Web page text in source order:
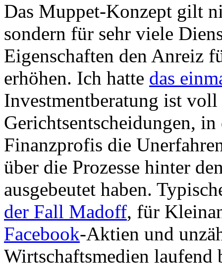
Das Muppet-Konzept gilt
sondern für sehr viele
Eigenschaften den Anreiz
erhöhen. Ich hatte das
Investmentberatung ist
Gerichtsentscheidungen, in
Finanzprofis die
über die Prozesse hinter
ausgebeutet haben.
der Fall Madoff, für
Facebook-Aktien und
Wirtschaftsmedien laufend